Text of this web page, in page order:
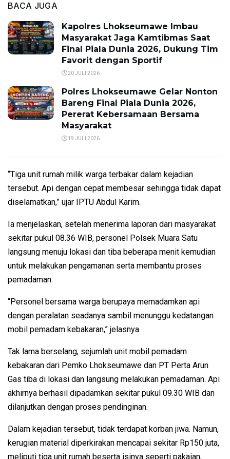
BACA JUGA
Kapolres Lhokseumawe Imbau
Masyarakat Jaga Kamtibmas Saat
Final Piala Dunia 2026, Dukung Tim
Favorit dengan Sportif
20 JULI 2026
Polres Lhokseumawe Gelar Nonton
Bareng Final Piala Dunia 2026,
Pererat Kebersamaan Bersama
Masyarakat
19 JULI 2026
“Tiga unit rumah milik warga terbakar dalam kejadian
tersebut. Api dengan cepat membesar sehingga tidak dapat
diselamatkan,” ujar IPTU Abdul Karim.
Ia menjelaskan, setelah menerima laporan dari masyarakat
sekitar pukul 08.36 WIB, personel Polsek Muara Satu
langsung menuju lokasi dan tiba beberapa menit kemudian
untuk melakukan pengamanan serta membantu proses
pemadaman.
“Personel bersama warga berupaya memadamkan api
dengan peralatan seadanya sambil menunggu kedatangan
mobil pemadam kebakaran,” jelasnya.
Tak lama berselang, sejumlah unit mobil pemadam
kebakaran dari Pemko Lhokseumawe dan PT Perta Arun
Gas tiba di lokasi dan langsung melakukan pemadaman. Api
akhirnya berhasil dipadamkan sekitar pukul 09.30 WIB dan
dilanjutkan dengan proses pendinginan.
Dalam kejadian tersebut, tidak terdapat korban jiwa. Namun,
kerugian material diperkirakan mencapai sekitar Rp150 juta,
meliputi tiga unit rumah beserta isinya seperti pakaian,